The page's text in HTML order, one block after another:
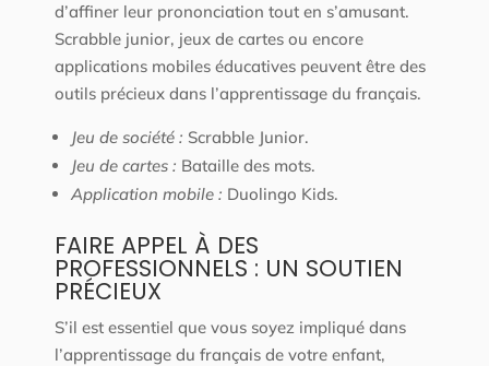
d’affiner leur prononciation tout en s’amusant.
Scrabble junior, jeux de cartes ou encore
applications mobiles éducatives peuvent être des
outils précieux dans l’apprentissage du français.
Jeu de société : Scrabble Junior.
Jeu de cartes : Bataille des mots.
Application mobile : Duolingo Kids.
FAIRE APPEL À DES
PROFESSIONNELS : UN SOUTIEN
PRÉCIEUX
S’il est essentiel que vous soyez impliqué dans
l’apprentissage du français de votre enfant,